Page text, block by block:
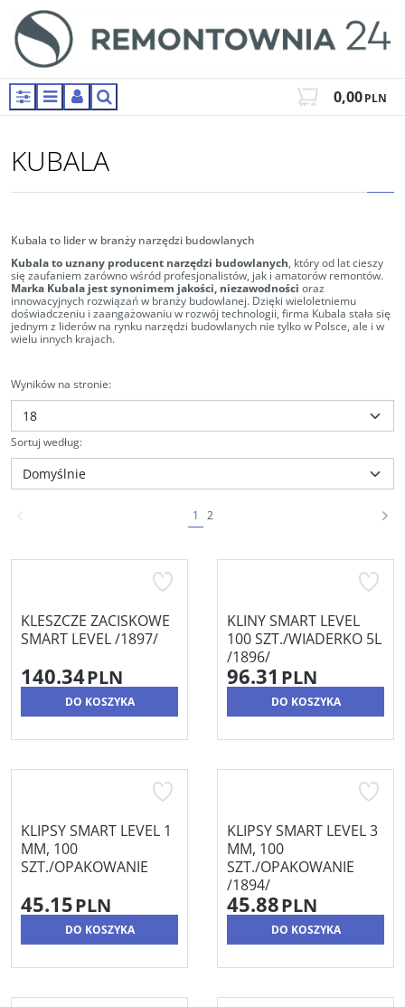
PanelMenuPanelSzukaj 0,00PLN
KUBALA
Kubala to lider w branży narzędzi budowlanych
Kubala to uznany producent narzędzi budowlanych, który od lat cieszy
się zaufaniem zarówno wśród profesjonalistów, jak i amatorów remontów.
Marka Kubala jest synonimem jakości, niezawodności oraz
innowacyjnych rozwiązań w branży budowlanej. Dzięki wieloletniemu
doświadczeniu i zaangażowaniu w rozwój technologii, firma Kubala stała się
jednym z liderów na rynku narzędzi budowlanych nie tylko w Polsce, ale i w
wielu innych krajach.
Wyników na stronie:
Sortuj według:
1 2
KLESZCZE ZACISKOWE
SMART LEVEL /1897/
140.34PLN
DO KOSZYKA
KLINY SMART LEVEL
100 SZT./WIADERKO 5L
/1896/
96.31 PLN
DO KOSZYKA
KLIPSY SMART LEVEL 1
MM, 100
SZT./OPAKOWANIE
45.15PLN
DO KOSZYKA
KLIPSY SMART LEVEL 3
MM, 100
SZT./OPAKOWANIE
/1894/
45.88PLN
DO KOSZYKA